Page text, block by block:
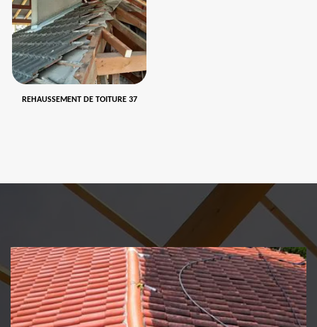
REHAUSSEMENT DE TOITURE 37